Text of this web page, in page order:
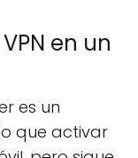
en un
es un
que activar